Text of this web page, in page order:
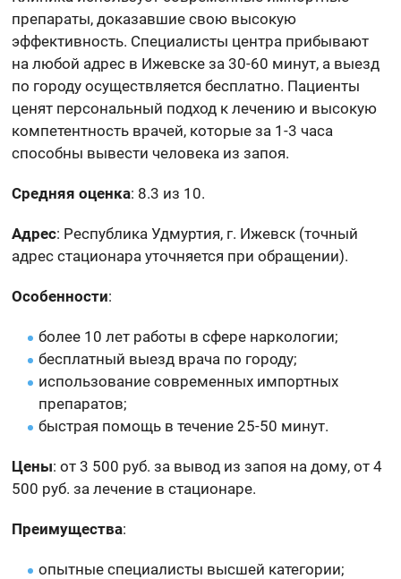
препараты, доказавшие свою высокую
эффективность. Специалисты центра прибывают
на любой адрес в Ижевске за 30-60 минут, а выезд
по городу осуществляется бесплатно. Пациенты
ценят персональный подход к лечению и высокую
компетентность врачей, которые за 1-3 часа
способны вывести человека из запоя.
Средняя оценка: 8.3 из 10.
Адрес: Республика Удмуртия, г. Ижевск (точный
адрес стационара уточняется при обращении).
Особенности:
более 10 лет работы в сфере наркологии;
бесплатный выезд врача по городу;
использование современных импортных
препаратов;
быстрая помощь в течение 25-50 минут.
Цены: от 3 500 руб. за вывод из запоя на дому, от 4
500 руб. за лечение в стационаре.
Преимущества:
опытные специалисты высшей категории;